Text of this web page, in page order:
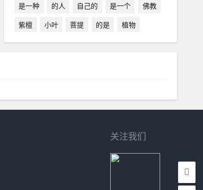
是一种 的人 自己的 是一个
佛教
紫檀
小叶 菩提 的是 植物
关注我们